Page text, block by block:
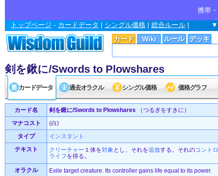
携帯
カード Wiki ルール デッキ
トップページ - カードデータ | シングル価格 | 総合ルール |
剣を鍬に/Swords to Plowshares
カードデータ 過去オラクル シングル価格 価格グラフ
カード名 剣を鍬に/Swords to Plowshares （つるぎをすきに）
マナコスト
(白)
タイプ
インスタント
テキスト
クリーチャー １体を対象 とし、それを追放する。それのコント
ライフを得る。
オラクル Exile target creature. Its controller gains life equal to its power.